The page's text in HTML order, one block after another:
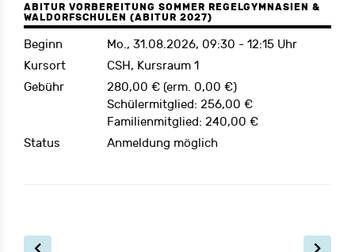
ABITUR VORBEREITUNG SOMMER REGELGYMNASIEN &
WALDORFSCHULEN (ABITUR 2027)
Beginn
Mo., 31.08.2026, 09:30 - 12:15 Uhr
Kursort
CSH, Kursraum 1
Gebühr
280,00 € (erm. 0,00 €)
Schülermitglied: 256,00 €
Familienmitglied: 240,00 €
Status
Anmeldung möglich